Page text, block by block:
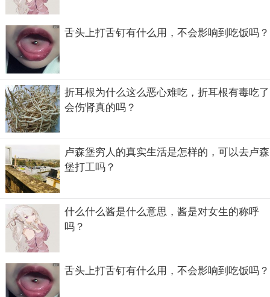
陈慎芝其实光是从他着两个外号中就可以看出是猛人一位
他以前是哪个社团帮派的？
舌头上打舌钉有什么用，不会影响到吃饭吗？
折耳根为什么这么恶心难吃，折耳根有毒吃了
会伤肾真的吗？
卢森堡穷人的真实生活是怎样的，可以去卢森
堡打工吗？
什么什么酱是什么意思，酱是对女生的称呼
吗？
舌头上打舌钉有什么用，不会影响到吃饭吗？